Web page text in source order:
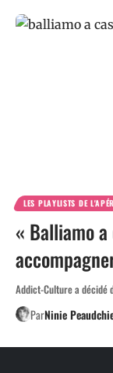
LES PLAYLISTS DE
« Balliamo
Addict-Culture a décidé
ParNinie